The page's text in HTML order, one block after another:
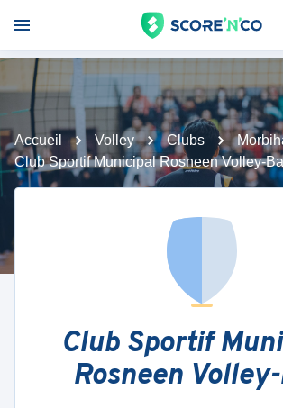
Accueil Volley Clubs
Club Sportif Municipal Rosneen Volley-
Club Sportif
Rosneen